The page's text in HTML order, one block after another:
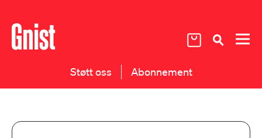
Støtt oss Abonnement